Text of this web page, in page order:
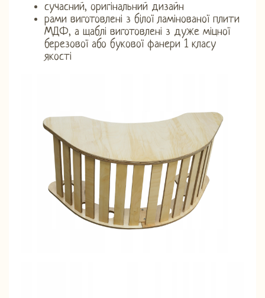
сучасний, оригінальний дизайн
рами виготовлені з білої ламінованої плити
МДФ, а щаблі виготовлені з дуже міцної
березової або букової фанери 1 класу
якості